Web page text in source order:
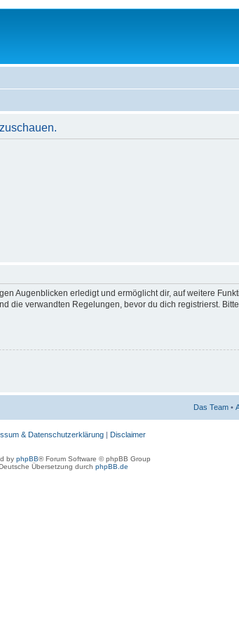
Augenblicken erledigt und ermöglicht dir, auf weitere
die verwandten Regelungen, bevor du dich registrierst.
Das Team •
& Datenschutzerklärung | Disclaimer
by phpBB® Forum Software © phpBB Group
Übersetzung durch phpBB.de